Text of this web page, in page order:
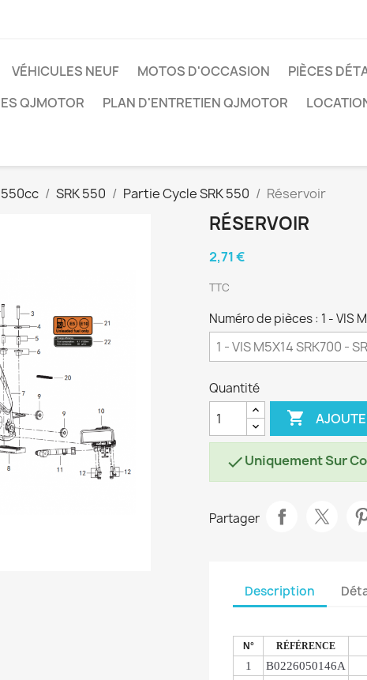
VÉHICULES NEUF MOTOS D'OCCASION PIÈCES
QJMOTOR
PLAN D'ENTRETIEN QJMOTOR
550cc SRK 550 Partie Cycle SRK 550 Réservoir
RÉSERVOIR
2,71 €
TTC
Numéro de pièces : 1 - VIS
Quantité

Uniquement Sur
Partager
Description
N° RÉFÉRENCE
1 B0226050146A